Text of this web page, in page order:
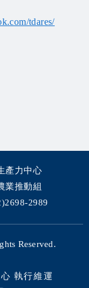
tdares/
產力中心
業推動組
2989
Reserved.
執行維運